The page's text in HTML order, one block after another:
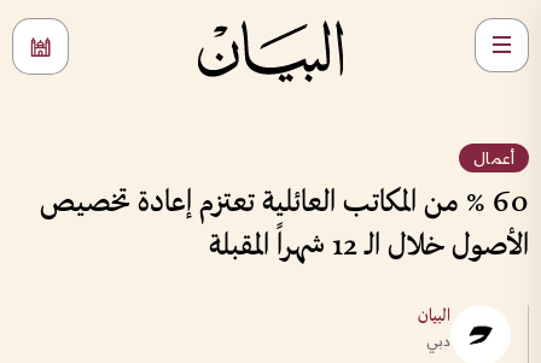
أعمال
60 % من المكاتب العائلية تعتزم إعادة تخصيص
الأصول خلال الـ 12 شهراً المقبلة
البيان
دبي